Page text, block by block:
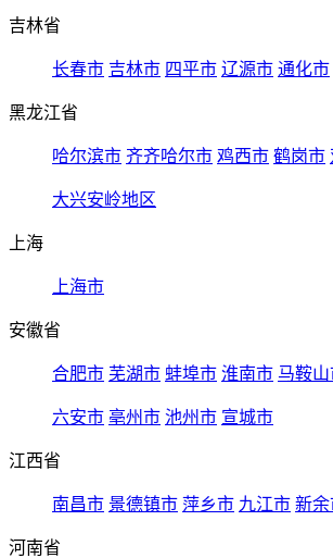
吉林省
长春市 吉林市 四平市 辽源市 通化市
黑龙江省
哈尔滨市 齐齐哈尔市 鸡西市 鹤岗市
大兴安岭地区
上海
上海市
安徽省
合肥市 芜湖市 蚌埠市 淮南市 马鞍
六安市 亳州市 池州市 宣城市
江西省
南昌市 景德镇市 萍乡市 九江市 新余
河南省